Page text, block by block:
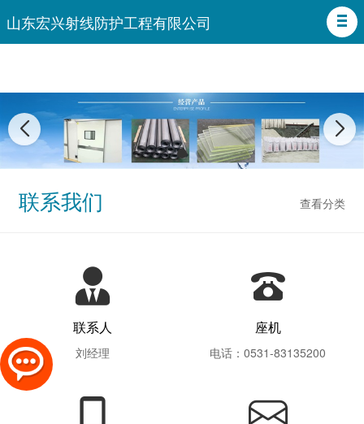
山东宏兴射线防护工程有限公司
查看分类
联系我们
联系人
刘经理
座机
电话：0531-83135200